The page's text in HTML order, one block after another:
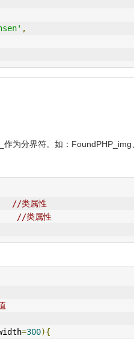
,
为分界符。如：
//类属性
//类属性
=300){